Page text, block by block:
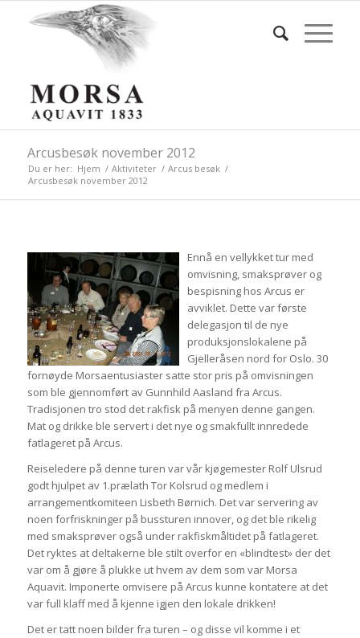
Arcusbesøk november 2012
Du er her: Hjem / Aktiviteter / Arcus besøk /
Arcusbesøk november 2012
Ennå en vellykket tur med
omvisning, smaksprøver og
bespisning hos Arcus er
avviklet. Dette var første
delegasjon til de nye
produksjonslokalene på
Gjelleråsen nord for Oslo. 30
fornøyde Morsaentusiaster satte stor pris på omvisningen
som ble gjennomført av Gunnhild Aasland fra Arcus.
Tradisjonen tro stod det rakfisk på menyen denne gangen.
Mat og drikke ble servert i det nye og smakfullt innredede
fatlageret på Arcus.
Reiseledere på denne turen var vår kjøgemester Rolf Ulsrud
godt hjulpet av 1.prælath Tor Kolsrud og medlem i
arrangementkomiteen Lisbeth Børnich. Det var servering av
noen forfriskninger på bussturen innover, og det ble rikelig
med smaksprøver også under rakfiskmåltidet på fatlageret.
Det ryktes at deltakerne ble stilt overfor en «blindtest» der det
var om å gjøre å plukke ut hvem av dem som var Morsa
Aquavit. Imponerte omvisere på Arcus kunne kontatere at det
var full klaff med å kjenne igjen den lokale drikken!
Det er tatt noen bilder fra turen – og disse vil komme i et